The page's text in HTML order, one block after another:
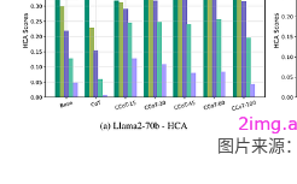
我
们
图片来源